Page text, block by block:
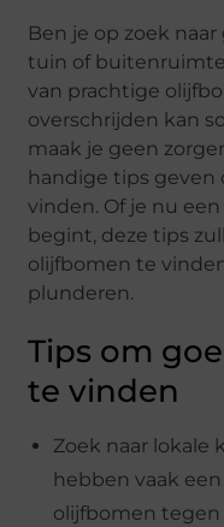
Ben je op zoek naar
tuin of
van prachtige
overschrijden kan
maak je geen
handige tips
vinden. Of je nu
begint, deze tips
olijfbomen te
plunderen.
Tips om
te vinden
Zoek naar lokale
hebben vaak
olijfbomen tegen